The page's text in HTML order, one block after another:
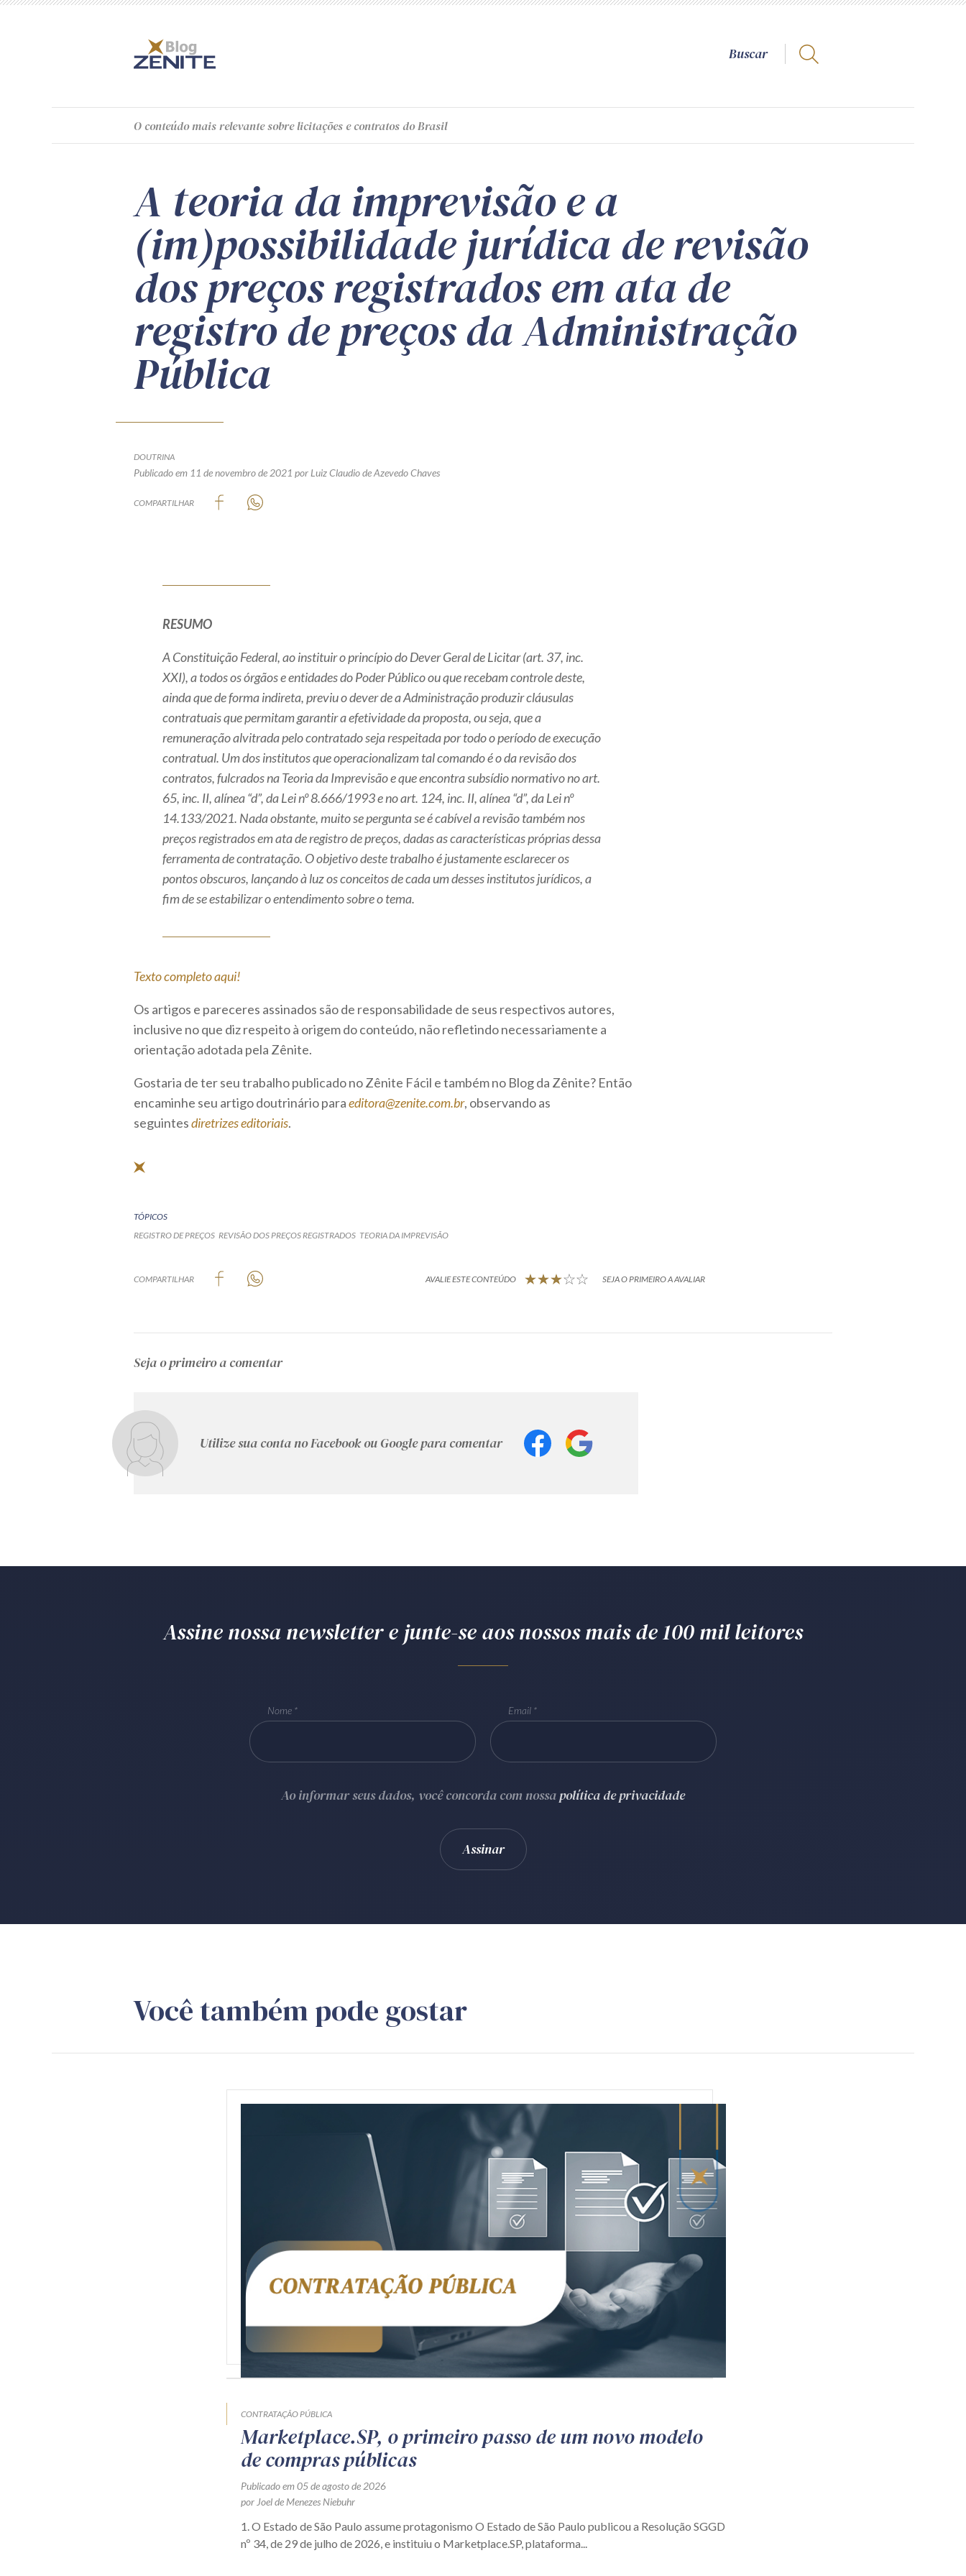
O conteúdomais relevante sobre licitações e contratos do Brasil
A teoria da imprevisão e a
(im)possibilidade jurídica de revisão
dos preços registrados em ata de
registro de preços da Administração
Pública
DOUTRINA
Publicado em 11 de novembro de 2021 por Luiz Claudio de Azevedo Chaves
COMPARTILHAR
RESUMO
A Constituição Federal, ao instituir o princípio do Dever Geral de Licitar (art. 37, inc.
XXI), a todos os órgãos e entidades do Poder Público ou que recebam controle deste,
ainda que de forma indireta, previu o dever de a Administração produzir cláusulas
contratuais que permitam garantir a efetividade da proposta, ou seja, que a
remuneração alvitrada pelo contratado seja respeitada por todo o período de execução
contratual. Um dos institutos que operacionalizam tal comando é o da revisão dos
contratos, fulcrados na Teoria da Imprevisão e que encontra subsídio normativo no art.
65, inc. II, alínea “d”, da Lei nº 8.666/1993 e no art. 124, inc. II, alínea “d”, da Lei nº
14.133/2021. Nada obstante, muito se pergunta se é cabível a revisão também nos
preços registrados em ata de registro de preços, dadas as características próprias dessa
ferramenta de contratação. O objetivo deste trabalho é justamente esclarecer os
pontos obscuros, lançando à luz os conceitos de cada um desses institutos jurídicos, a
fim de se estabilizar o entendimento sobre o tema.
Texto completo aqui!
Os artigos e pareceres assinados são de responsabilidade de seus respectivos autores,
inclusive no que diz respeito à origem do conteúdo, não refletindo necessariamente a
orientação adotada pela Zênite.
Gostaria de ter seu trabalho publicado no Zênite Fácil e também no Blog da Zênite? Então
encaminhe seu artigo doutrinário paraeditora@zenite.com.br, observando as
seguintesdiretrizes editoriais.
TÓPICOS
REGISTRO DE PREÇOS REVISÃO DOS PREÇOS REGISTRADOS TEORIA DA IMPREVISÃO
COMPARTILHAR AVALIE ESTE CONTEÚDO SEJA O PRIMEIRO A AVALIAR
Seja o primeiro a comentar
Utilize sua conta no Facebook ou Google para comentar
Assine nossa newsletter e junte-se aos nossos mais de 100 mil leitores
Nome Email
Ao informar seus dados, você concorda com nossapolítica de privacidade
Você também pode gostar
CONTRATAÇÃO PÚBLICA
Marketplace.SP, o primeiro passo de um novo modelo
de compras públicas
Publicado em 05 de agosto de 2026
por Joel de Menezes Niebuhr
1. O Estado de São Paulo assume protagonismo O Estado de São Paulo publicou a Resolução SGGD
nº 34, de 29 de julho de 2026, e instituiu o Marketplace.SP, plataforma...